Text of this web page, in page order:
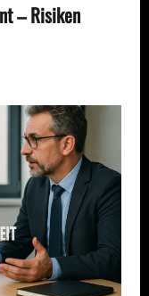
– Risiken